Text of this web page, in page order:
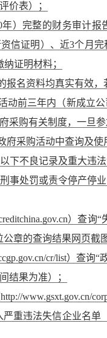
价表）；
年）完整的财务审计
信证明）、近3个月
证明材料；
报名资料均真实有效
动前三年内（新成立
采购有关制度，一旦
府采购活动中查询及
下不良记录及重大违
事处罚或责令停产停
）查询
章的查询结果网页
cr/list）查询
结果为准）；
www.gsxt.gov.cn/
严重违法失信企业名